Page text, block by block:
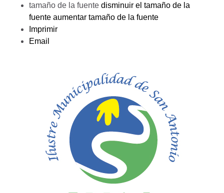
tamaño de la fuente disminuir el tamaño de la
fuente aumentar tamaño de la fuente
Imprimir
Email